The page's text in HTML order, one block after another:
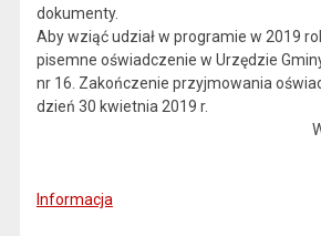
dokumenty.
Aby wziąć udział w programie w 2019
pisemne oświadczenie w Urzędzie
nr 16. Zakończenie przyjmowania
dzień 30 kwietnia 2019 r.
Informacja